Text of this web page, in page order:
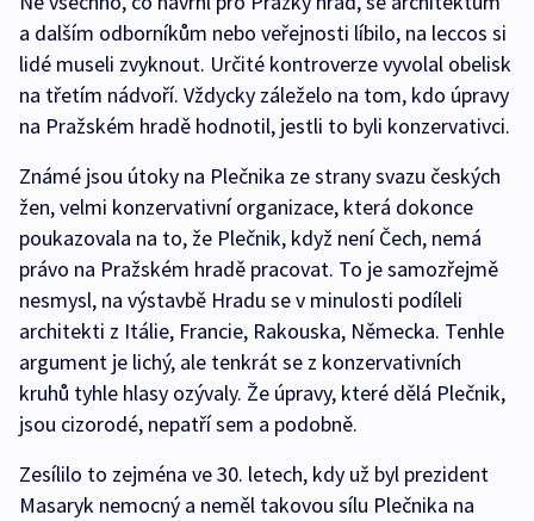
a dalším odborníkům nebo veřejnosti líbilo, na leccos si
lidé museli zvyknout. Určité kontroverze vyvolal obelisk
na třetím nádvoří. Vždycky záleželo na tom, kdo úpravy
na Pražském hradě hodnotil, jestli to byli konzervativci.
Známé jsou útoky na Plečnika ze strany svazu českých
žen, velmi konzervativní organizace, která dokonce
poukazovala na to, že Plečnik, když není Čech, nemá
právo na Pražském hradě pracovat. To je samozřejmě
nesmysl, na výstavbě Hradu se v minulosti podíleli
architekti z Itálie, Francie, Rakouska, Německa. Tenhle
argument je lichý, ale tenkrát se z konzervativních
kruhů tyhle hlasy ozývaly. Že úpravy, které dělá Plečnik,
jsou cizorodé, nepatří sem a podobně.
Zesílilo to zejména ve 30. letech, kdy už byl prezident
Masaryk nemocný a neměl takovou sílu Plečnika na